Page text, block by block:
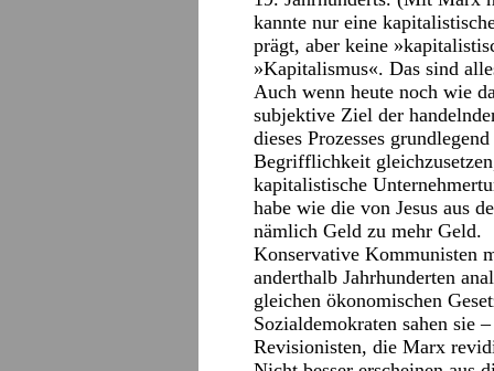
kannte nur eine
prägt, aber keine
»Kapitalismus«. Das sind
Auch wenn heute noch wie
subjektive Ziel der
dieses Prozesses
Begrifflichkeit
kapitalistische
habe wie die von Jesus aus
nämlich Geld zu mehr Geld.
Konservative Kommunisten
anderthalb Jahrhunderten
gleichen ökonomischen
Sozialdemokraten sahen sie
Revisionisten, die Marx